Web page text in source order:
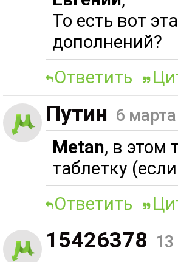
То есть вот
дополнений?
Ответить
Путин 6
Metan, в этом
таблетку
Ответить
15426378